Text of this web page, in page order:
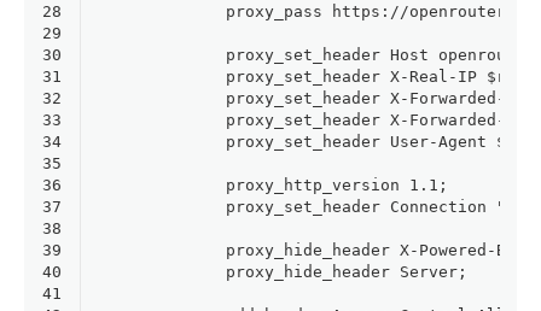
28
29
30
31
32
33
34
35
36
37
38
39
40
41
proxy_pass https://
proxy_set_header Host
proxy_set_header X-Real-IP
proxy_set_header X-Forwarded-
proxy_set_header X-Forwarded-
proxy_set_header User-Agent
            proxy_http_version 1.1;
            proxy_set_header Connection "";
            proxy_hide_header X-Powered-By;
            proxy_hide_header Server;